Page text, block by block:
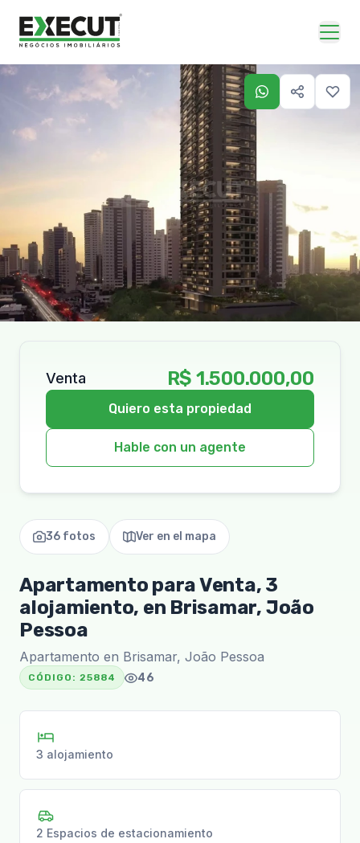
36 fotos Ver en el mapa
Apartamento para Venta, 3
alojamiento, en Brisamar, João
Pessoa
Apartamento en Brisamar, João Pessoa
CÓDIGO: 25884 46
3 alojamiento
2 Espacios de estacionamiento
Venta R$ 1.500.000,00
Quiero esta propiedad
Hable con un agente